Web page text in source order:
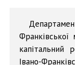
капітальний
Івано-